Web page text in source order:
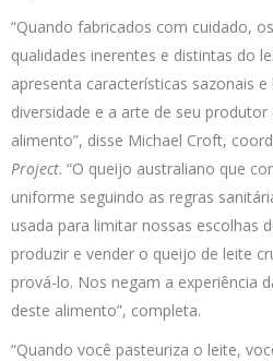
“Quando fabricados com cuidado,
qualidades inerentes e distintas do
apresenta características sazonais
diversidade e a arte de seu
alimento”, disse Michael Croft,
Project. “O queijo australiano que
uniforme seguindo as regras
usada para limitar nossas escolhas
produzir e vender o queijo de leite
prová-lo. Nos negam a experiência
deste alimento”, completa.
“Quando você pasteuriza o leite,